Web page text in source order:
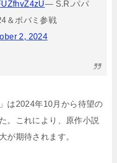
— S.R.パパ
＆ボバミ参戦
2, 2024
は2024年10月から待望の
。これにより、原作小説
が期待されます。